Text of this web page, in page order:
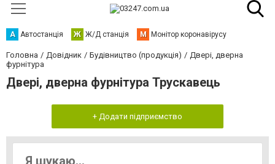
А Автостанція Ж Ж/Д станція М Монітор коронавірусу
Головна Довідник Будівництво (продукція)
Двері, дверна
фурнітура
Двері, дверна фурнітура Трускавець
+ Додати підприємство